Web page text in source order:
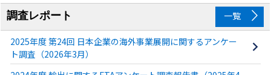
調査レポート
一覧
2025年度 第24回 日本企業の海外事業展開に関するアンケー
ト調査（2026年3月）